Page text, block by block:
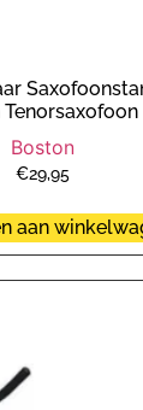
Boston
€29,95
aan